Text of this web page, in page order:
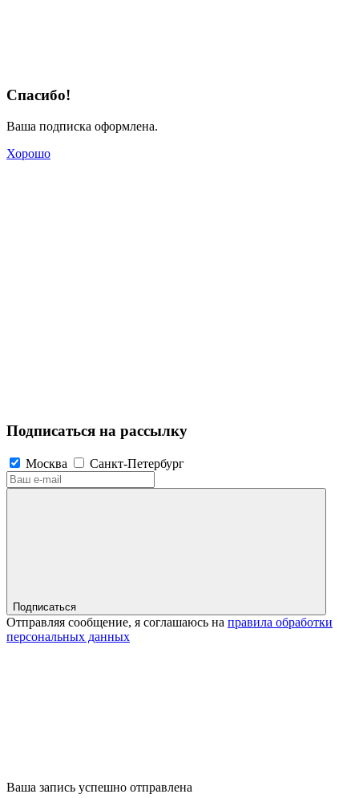
Спасибо!
Ваша подписка оформлена.
Хорошо
Подписаться на рассылку
Москва Санкт-Петербург
Подписаться
Отправляя сообщение, я соглашаюсь на правила обработки
персональных данных
Ваша запись успешно отправлена